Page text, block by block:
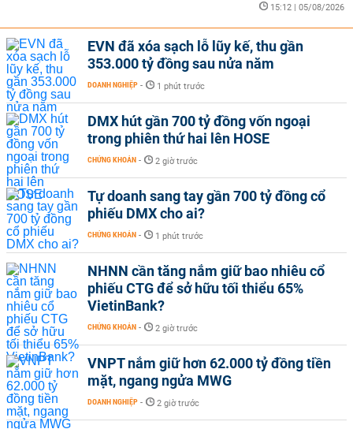
15:12 | 05/08/2026
EVN đã xóa sạch lỗ lũy kế, thu gần
353.000 tỷ đồng sau nửa năm
DOANH NGHIỆP - 1 phút trước
DMX hút gần 700 tỷ đồng vốn ngoại
trong phiên thứ hai lên HOSE
CHỨNG KHOÁN - 2 giờ trước
Tự doanh sang tay gần 700 tỷ đồng cổ
phiếu DMX cho ai?
CHỨNG KHOÁN - 1 phút trước
NHNN cần tăng nắm giữ bao nhiêu cổ
phiếu CTG để sở hữu tối thiểu 65%
VietinBank?
CHỨNG KHOÁN - 2 giờ trước
VNPT nắm giữ hơn 62.000 tỷ đồng tiền
mặt, ngang ngửa MWG
DOANH NGHIỆP - 2 giờ trước